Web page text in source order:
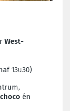
West-
13u30)
én